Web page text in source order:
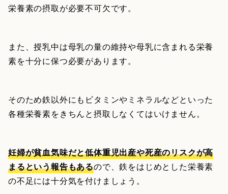
栄養素の摂取が必要不可欠です。
また、授乳中は母乳の量の維持や母乳に含まれる栄養
素を十分に保つ必要があります。
そのため鉄以外にもビタミンやミネラルなどといった
各種栄養素をきちんと摂取しなくてはいけません。
妊婦が貧血気味だと低体重児出産や死産のリスクが高
まるという報告もあるので、鉄をはじめとした栄養素
の不足には十分気を付けましょう。